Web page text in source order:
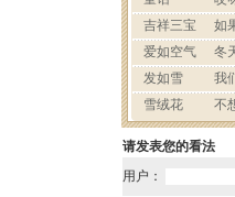
请发表您的看法
用户：